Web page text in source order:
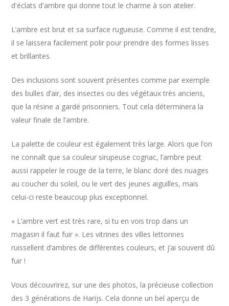
d'éclats d'ambre qui donne tout le charme à son atelier.
L’ambre est brut et sa surface rugueuse. Comme il est tendre,
il se laissera facilement polir pour prendre des formes lisses
et brillantes.
Des inclusions sont souvent présentes comme par exemple
des bulles d’air, des insectes ou des végétaux très anciens,
que la résine a gardé prisonniers. Tout cela déterminera la
valeur finale de l’ambre.
La palette de couleur est également très large. Alors que l’on
ne connaît que sa couleur sirupeuse cognac, l’ambre peut
aussi rappeler le rouge de la terre, le blanc doré des nuages
au coucher du soleil, ou le vert des jeunes aiguilles, mais
celui-ci reste beaucoup plus exceptionnel.
« L’ambre vert est très rare, si tu en vois trop dans un
magasin il faut fuir ». Les vitrines des villes lettonnes
ruissellent d’ambres de différentes couleurs, et j’ai souvent dû
fuir !
Vous découvrirez, sur une des photos, la précieuse collection
des 3 générations de Harijs. Cela donne un bel aperçu de